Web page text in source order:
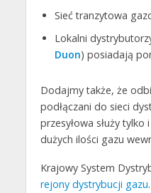
Sieć tranzytowa
Lokalni
Duon) posiadają
Dodajmy także, że
podłączani do sieci
przesyłowa służy
dużych ilości gazu
Krajowy System
rejony dystrybucji gazu